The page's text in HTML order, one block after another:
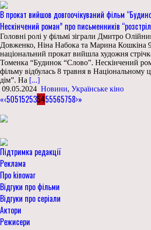
В прокат вийшов довгоочікуваний фільм
Нескінчений роман” про письменників
Головні ролі у фільмі зіграли Дмитро
Довженко, Ніна Набока та Марина Кошкіна
національний прокат вийшла художня
Томенка “Будинок “Слово”. Нескінчений
фільму відбулась 8 травня в Національному
дім”. На [...]
09.05.2024 Новини, Українське кіно
«‹505152535455565758›»
Підтримка редакції
Реклама
Про kinowar
Відгуки про фільми
Відгуки про серіали
Актори
Режисери